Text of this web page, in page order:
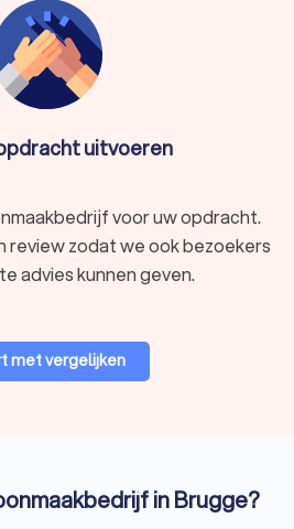
uitvoeren
voor uw opdracht.
review zodat we ook bezoekers
advies kunnen geven.
met vergelijken
in Brugge?